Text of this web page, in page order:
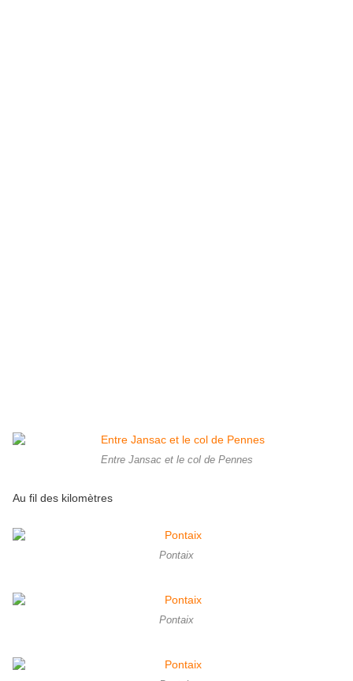
Entre Jansac et le col de Pennes
Au fil des kilomètres
Pontaix
Pontaix